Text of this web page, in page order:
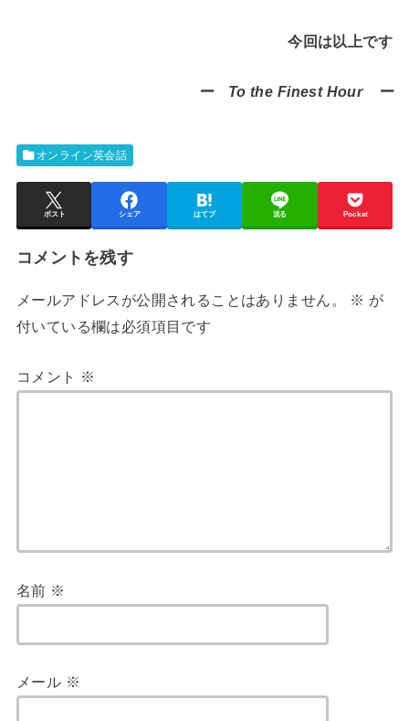
今回は以上です
ー To the Finest Hour ー
オンライン英会話
ポスト シェア はてブ 送る Pocket
コメントを残す
メールアドレスが公開されることはありません。 ※ が
付いている欄は必須項目です
コメント ※
名前 ※
メール ※